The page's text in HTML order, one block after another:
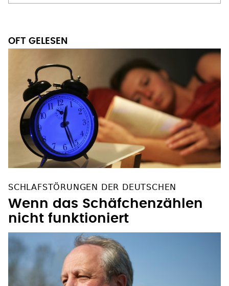
OFT GELESEN
SCHLAFSTÖRUNGEN DER DEUTSCHEN
Wenn das Schäfchenzählen
nicht funktioniert